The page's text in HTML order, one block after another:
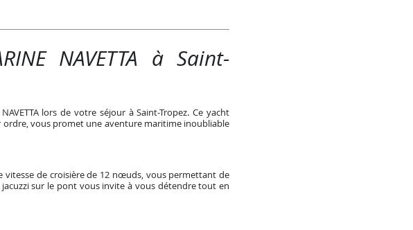
NAVETTA à Saint-
lors de votre séjour à Saint-Tropez. Ce yacht
vous promet une aventure maritime inoubliable
vitesse de croisière de 12 nœuds, vous permettant de
sur le pont vous invite à vous détendre tout en